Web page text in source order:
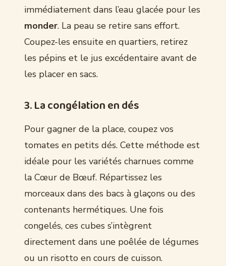
immédiatement dans l’eau glacée pour les
monder. La peau se retire sans effort.
Coupez-les ensuite en quartiers, retirez
les pépins et le jus excédentaire avant de
les placer en sacs.
3. La congélation en dés
Pour gagner de la place, coupez vos
tomates en petits dés. Cette méthode est
idéale pour les variétés charnues comme
la Cœur de Bœuf. Répartissez les
morceaux dans des bacs à glaçons ou des
contenants hermétiques. Une fois
congelés, ces cubes s’intègrent
directement dans une poêlée de légumes
ou un risotto en cours de cuisson.